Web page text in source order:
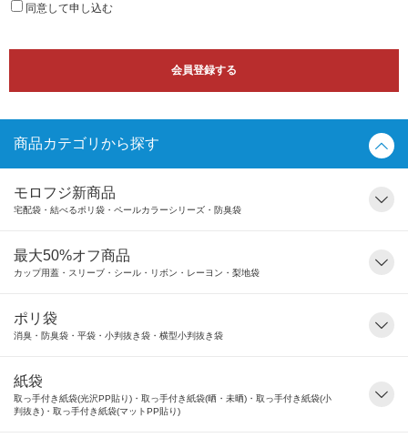
同意して申し込む
商品カテゴリから探す
モロフジ新商品
宅配袋・結べるポリ袋・ペールカラーシリーズ・防臭袋
最大50%オフ商品
カップ用蓋・スリーブ・シール・リボン・レーヨン・梨地袋
ポリ袋
消臭・防臭袋・平袋・小判抜き袋・横型小判抜き袋
紙袋
取っ手付き紙袋(光沢PP貼り)・取っ手付き紙袋(晒・未晒)・取っ手付き紙袋(小
判抜き)・取っ手付き紙袋(マットPP貼り)